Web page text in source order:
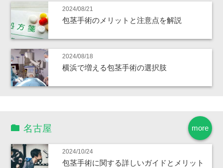
2024/08/21
包茎手術のメリットと注意点を解説
2024/08/18
横浜で増える包茎手術の選択肢
more
名古屋
2024/10/24
包茎手術に関する詳しいガイドとメリット